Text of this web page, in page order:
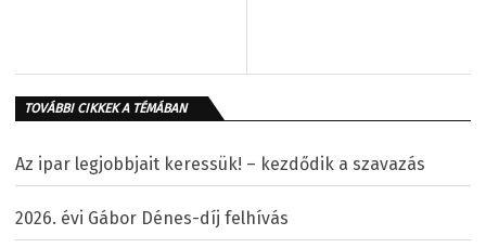
TOVÁBBI CIKKEK A TÉMÁBAN
Az ipar legjobbjait keressük! – kezdődik a szavazás
2026. évi Gábor Dénes-díj felhívás